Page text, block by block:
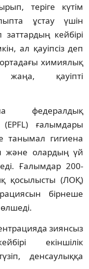
теріге күтім
ұстау үшін
кейбірі
ал қауіпсіз деп
химиялық
жаңа, қауіпті
федералдық
(EPFL) ғалымдары
танымал гигиена
және олардың үй
Ғалымдар 200-
қосылысты (ЛОҚ)
бірнеше
зиянсыз
екіншілік
денсаулыққа